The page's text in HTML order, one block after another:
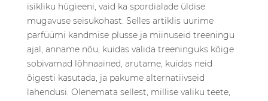
isikliku hügieeni, vaid ka spordialade üldise
mugavuse seisukohast. Selles artiklis uurime
parfüümi kandmise plusse ja miinuseid treeningu
ajal, anname nõu, kuidas valida treeninguks kõige
sobivamad lõhnaained, arutame, kuidas neid
õigesti kasutada, ja pakume alternatiivseid
lahendusi. Olenemata sellest, millise valiku teete,